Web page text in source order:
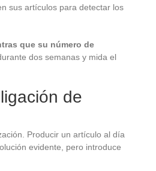
sus artículos para detectar los
que su número de
dos semanas y mida el
de
Producir un artículo al día
evidente, pero introduce